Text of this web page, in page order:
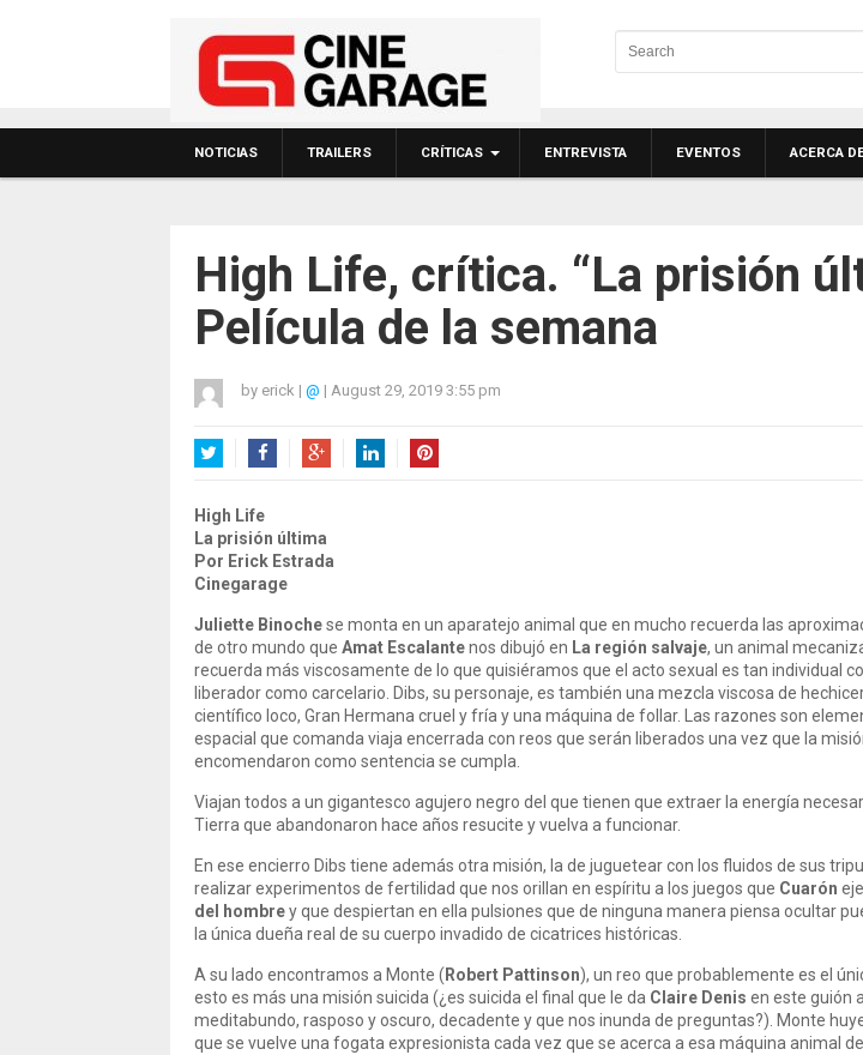
NOTICIAS TRAILERS CRÍTICAS ENTREVISTA EVENTOS ACERCA
High Life, crítica. “La prisión
Película de la semana
by erick | @ | August 29, 2019 3:55 pm
High Life
La prisión última
Por Erick Estrada
Cinegarage
Juliette Binochese monta en un aparatejo animal que en mucho recuerda las
de otro mundo que Amat Escalantenos dibujó en La región salvaje, un animal
recuerda más viscosamente de lo que quisiéramos que el acto sexual es tan individual
liberador como carcelario. Dibs, su personaje, es también una mezcla viscosa de
científico loco, Gran Hermana cruel y fría y una máquina de follar. Las razones son
espacial que comanda viaja encerrada con reos que serán liberados una vez que la
encomendaron como sentencia se cumpla.
Viajan todos a un gigantesco agujero negro del que tienen que extraer la energía
Tierra que abandonaron hace años resucite y vuelva a funcionar.
En ese encierro Dibs tiene además otra misión, la de juguetear con los fluidos de sus
realizar experimentos de fertilidad que nos orillan en espíritu a los juegos que Cuarón
del hombrey que despiertan en ella pulsiones que de ninguna manera piensa ocultar
la única dueña real de su cuerpo invadido de cicatrices históricas.
A su lado encontramos a Monte ( Robert Pattinson), un reo que probablemente es el
esto es más una misión suicida (¿es suicida el final que le da Claire Denis en este guión
meditabundo, rasposo y oscuro, decadente y que nos inunda de preguntas?). Monte
que se vuelve una fogata expresionista cada vez que se acerca a esa máquina animal